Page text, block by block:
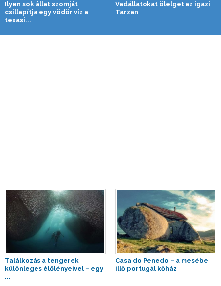
Ilyen sok állat szomját
csillapítja egy vödör víz a
texasi...
Vadállatokat ölelget az igazi
Tarzan
Találkozás a tengerek
különleges élőlényeivel – egy
...
Casa do Penedo – a mesébe
illő portugál kőház